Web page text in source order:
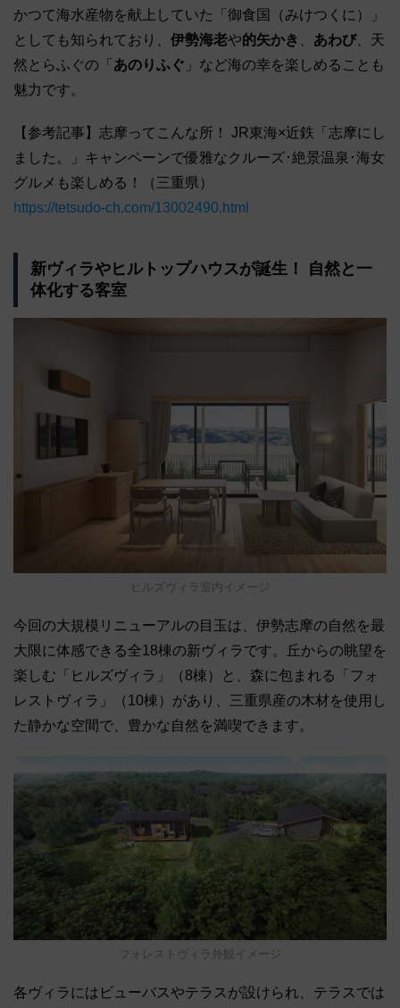
かつて海水産物を献上していた「御食国（みけつくに）」
としても知られており、 伊勢海老や的矢かき あわび、天
然とらふぐの「 あのりふぐ 」など海の幸を楽しめることも
魅力です。
【参考記事】志摩ってこんな所！ JR東海×近鉄「志摩にし
ました。」キャンペーンで優雅なクルーズ･絶景温泉･海女
グルメも楽しめる！（三重県）
https://tetsudo-ch.com/13002490.html
新ヴィラやヒルトップハウスが誕生！ 自然と一
体化する客室
ヒルズヴィラ室内イメージ
今回の大規模リニューアルの目玉は、伊勢志摩の自然を最
大限に体感できる全18棟の新ヴィラです。丘からの眺望を
楽しむ「ヒルズヴィラ」（8棟）と、森に包まれる「フォ
レストヴィラ」（10棟）があり、三重県産の木材を使用し
た静かな空間で、豊かな自然を満喫できます。
フォレストヴィラ外観イメージ
各ヴィラにはビューバスやテラスが設けられ、テラスでは